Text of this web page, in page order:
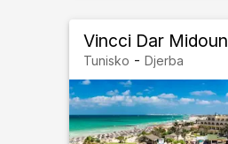
Vincci Dar Midoun
Tunisko - Djerba